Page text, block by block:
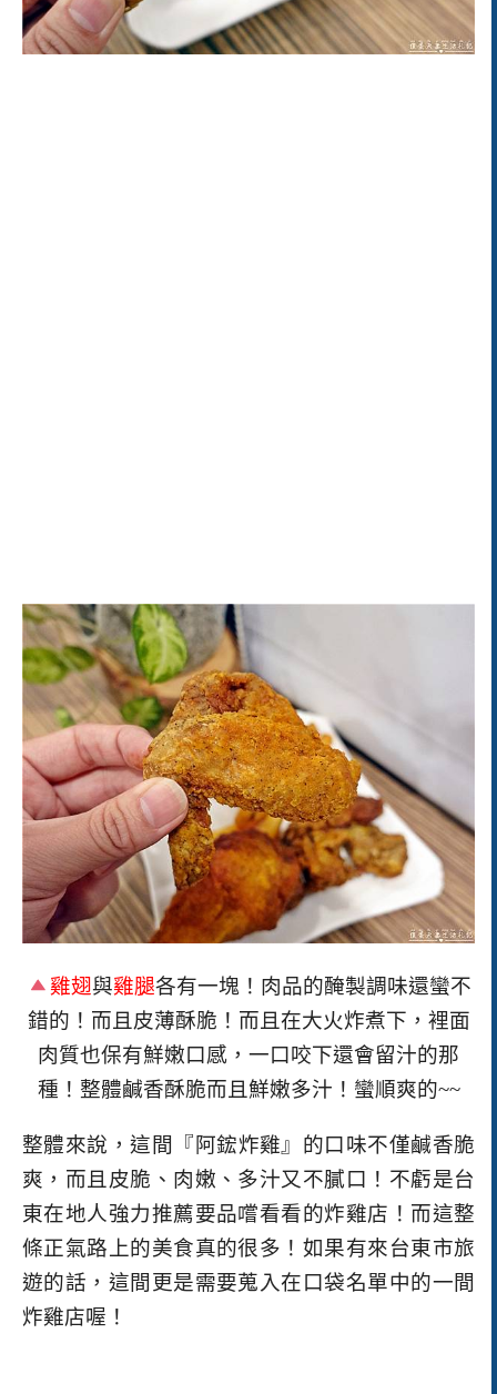
雞翅與雞腿各有一塊！肉品的醃製調味還蠻不
錯的！而且皮薄酥脆！而且在大火炸煮下，裡面
肉質也保有鮮嫩口感，一口咬下還會留汁的那
種！整體鹹香酥脆而且鮮嫩多汁！蠻順爽的~~
整體來說，這間
『阿鋐炸雞』的口味不僅鹹香脆
爽，而且皮脆、肉嫩、多汁又不膩口！不虧是台
東在地人強力推薦要品嚐看看的炸雞店！而這整
條正氣路上的美食真的很多！如果有來台東市旅
遊的話，這間更是需要蒐入在口袋名單中的一間
炸雞店喔！